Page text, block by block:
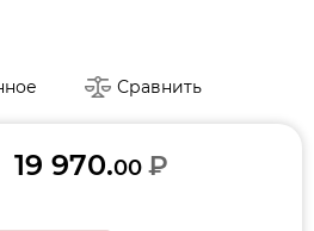
Сравнить
19 970.00 ₽